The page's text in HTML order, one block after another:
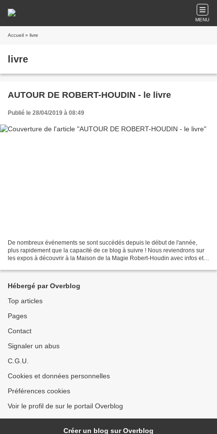
MENU
Accueil » livre
livre
AUTOUR DE ROBERT-HOUDIN - le livre
Publié le 28/04/2019 à 08:49
De nombreux événements se sont succédés depuis le début de l'année,
plus rapidement que la capacité de ce blog à suivre ! Nous reviendrons sur
les expos à découvrir à la Maison de la Magie Robert-Houdin avec infos et
Hébergé par Overblog
Top articles
Pages
Contact
Signaler un abus
C.G.U.
Cookies et données personnelles
Préférences cookies
Voir le profil de sur le portail Overblog
Créer un blog sur Overblog